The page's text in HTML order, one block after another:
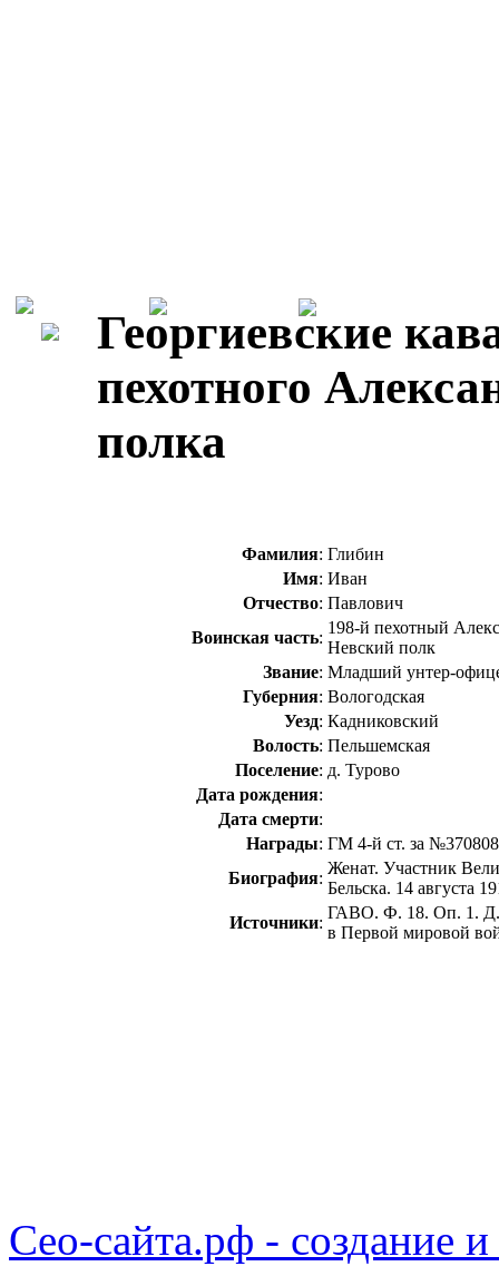
Георгиевские
пехотного
полка
Фамилия: Глибин
Имя: Иван
Отчество: Павлович
Воинская часть:
198-й пехотный
Невский полк
Звание: Младший унтер-
Губерния: Вологодская
Уезд: Кадниковский
Волость: Пельшемская
Поселение: д. Турово
Дата рождения:
Дата смерти:
Награды: ГМ 4-й ст. за №370808
Биография:
Женат. Участник
Бельска. 14 августа
Источники:
ГАВО. Ф. 18. Оп. 1. Д.
в Первой мировой
Сео-сайта.рф - создание и